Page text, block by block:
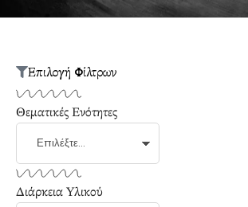
Επιλογή Φίλτρων
Θεματικές Ενότητες
Διάρκεια Υλικού